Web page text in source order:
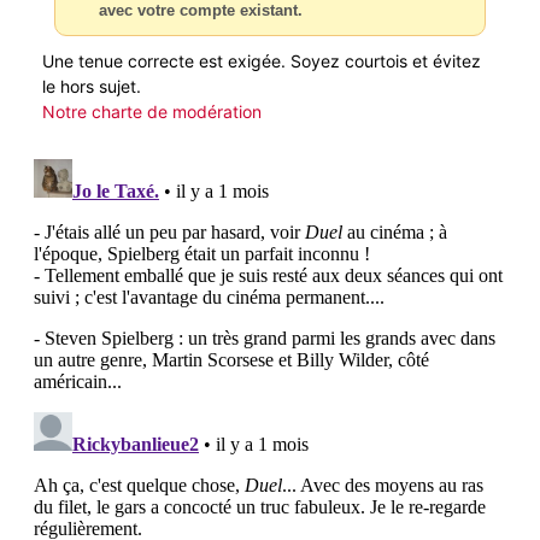
avec votre compte existant.
Une tenue correcte est exigée. Soyez courtois et évitez
le hors sujet.
Notre charte de modération